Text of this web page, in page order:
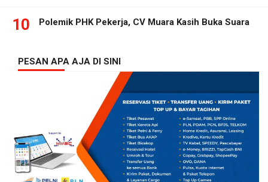
10 Polemik PHK Pekerja, CV Muara Kasih Buka Suara
PESAN APA AJA DI SINI